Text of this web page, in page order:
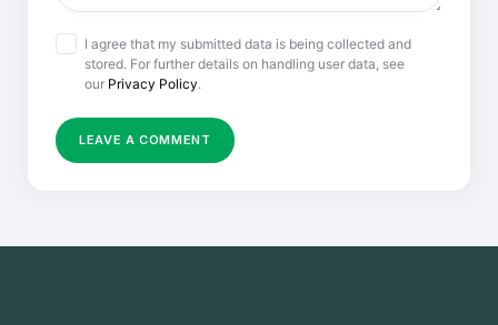
I agree that my submitted data is being collected and
stored. For further details on handling user data, see
our Privacy Policy.